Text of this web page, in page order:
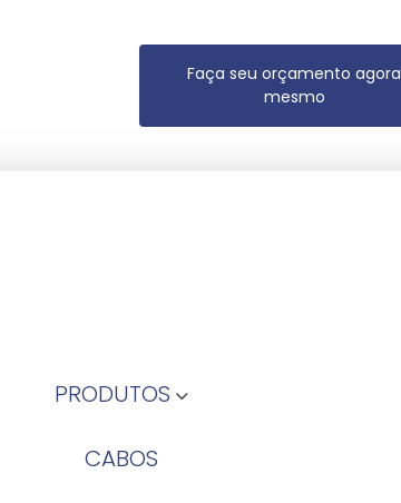
Faça seu orçamento agora
mesmo
PRODUTOS
CABOS